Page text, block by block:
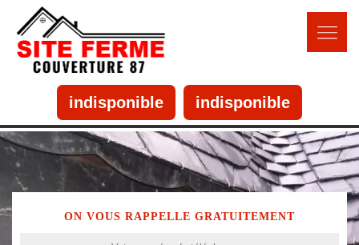
indisponible indisponible
ON VOUS RAPPELLE GRATUITEMENT